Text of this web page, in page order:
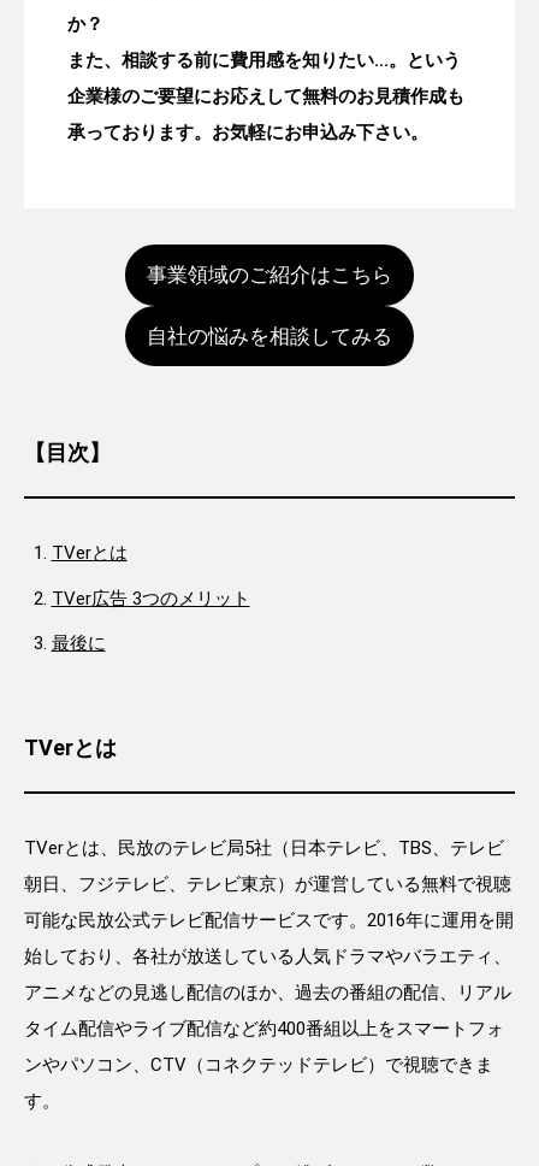
か？
また、相談する前に費用感を知りたい...。という
企業様のご要望にお応えして無料のお見積作成も
承っております。お気軽にお申込み下さい。
事業領域のご紹介はこちら
自社の悩みを相談してみる
【目次】
TVerとは
TVer広告 3つのメリット
最後に
TVerとは
TVerとは、民放のテレビ局5社（日本テレビ、TBS、テレビ
朝日、フジテレビ、テレビ東京）が運営している無料で視聴
可能な民放公式テレビ配信サービスです。2016年に運用を開
始しており、各社が放送している人気ドラマやバラエティ、
アニメなどの見逃し配信のほか、過去の番組の配信、リアル
タイム配信やライブ配信など約400番組以上をスマートフォ
ンやパソコン、CTV（コネクテッドテレビ）で視聴できま
す。